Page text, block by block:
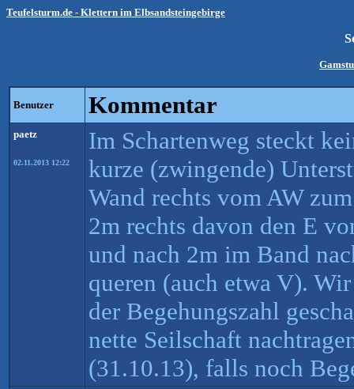
Teufelsturm.de - Klettern im Elbsandsteingebirge
Benutzer Kommentar
paetz
02.11.2013 12:22
Im Schartenweg steckt
kurze (zwingende)
Wand rechts vom AW
2m rechts davon den E
und nach 2m im Band
queren (auch etwa V).
der Begehungszahl
nette Seilschaft
(31.10.13), falls noch